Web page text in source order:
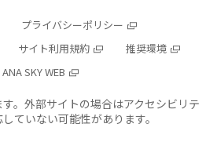
プライバシーポリシー
サイト利用規約
推奨環境
ANA SKY WEB
。外部サイトの場合はアクセシビリテ
ていない可能性があります。